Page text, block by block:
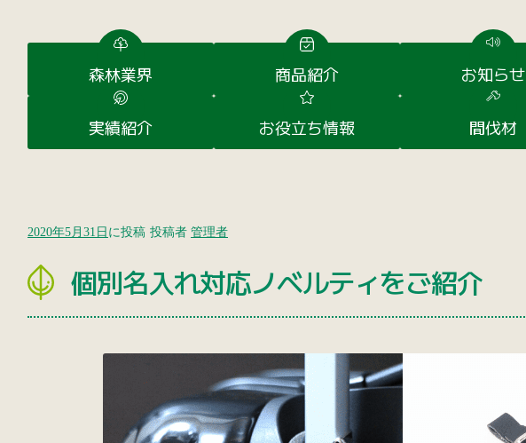
森林業界 商品紹介 お知らせ
実績紹介 お役立ち情報 間伐材
2020年5月31日 に投稿 投稿者 管理者
個別名入れ対応ノベルティをご紹介